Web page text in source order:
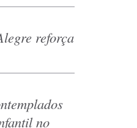
reforça
no